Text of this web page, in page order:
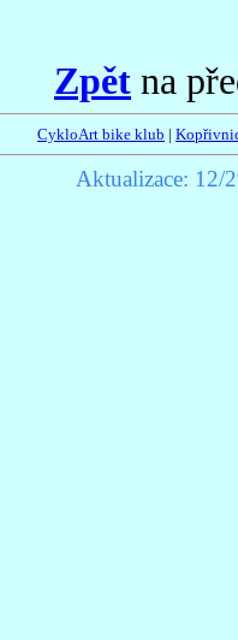
Zpět na
CykloArt bike klub |
Aktualizace: 12/